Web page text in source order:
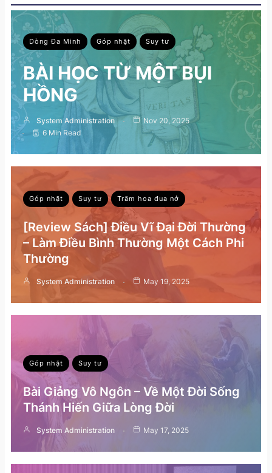
Dòng Đa Minh Góp nhặt Suy tư
BÀI HỌC TỪ MỘT BỤI
HỒNG
System Administration
Nov 20, 2025
6 Min Read
Góp nhặt Suy tư Trăm hoa đua nở
[Review Sách] Điều Vĩ Đại Đời Thường
– Làm Điều Bình Thường Một Cách Phi
Thường
System Administration May 19, 2025
Góp nhặt Suy tư
Bài Giảng Vô Ngôn – Về Một Đời Sống
Thánh Hiến Giữa Lòng Đời
System Administration May 17, 2025